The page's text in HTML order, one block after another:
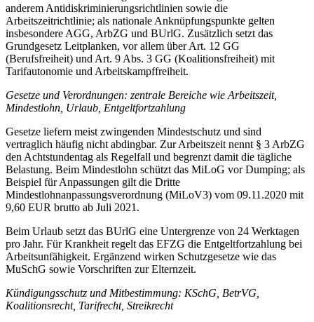
anderem Antidiskriminierungsrichtlinien sowie die
Arbeitszeitrichtlinie; als nationale Anknüpfungspunkte gelten
insbesondere AGG, ArbZG und BUrlG. Zusätzlich setzt das
Grundgesetz Leitplanken, vor allem über Art. 12 GG
(Berufsfreiheit) und Art. 9 Abs. 3 GG (Koalitionsfreiheit) mit
Tarifautonomie und Arbeitskampffreiheit.
Gesetze und Verordnungen: zentrale Bereiche wie Arbeitszeit,
Mindestlohn, Urlaub, Entgeltfortzahlung
Gesetze liefern meist zwingenden Mindestschutz und sind
vertraglich häufig nicht abdingbar. Zur Arbeitszeit nennt § 3 ArbZG
den Achtstundentag als Regelfall und begrenzt damit die tägliche
Belastung. Beim Mindestlohn schützt das MiLoG vor Dumping; als
Beispiel für Anpassungen gilt die Dritte
Mindestlohnanpassungsverordnung (MiLoV3) vom 09.11.2020 mit
9,60 EUR brutto ab Juli 2021.
Beim Urlaub setzt das BUrlG eine Untergrenze von 24 Werktagen
pro Jahr. Für Krankheit regelt das EFZG die Entgeltfortzahlung bei
Arbeitsunfähigkeit. Ergänzend wirken Schutzgesetze wie das
MuSchG sowie Vorschriften zur Elternzeit.
Kündigungsschutz und Mitbestimmung: KSchG, BetrVG,
Koalitionsrecht, Tarifrecht, Streikrecht